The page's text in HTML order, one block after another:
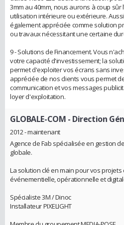
3mm au 40mm, nous aurons à coup
utilisation intérieure ou extérieure.
également appréciée comme solution
ou travaux nécessitant une certaine
9 - Solutions de Financement. Vous
votre capacité d'investissement; la
permet d'exploiter vos écrans sans
appréciée de nos clients vous permet
communication et vos messages
loyer d'exploitation.
GLOBALE-COM - Direction
2012 - maintenant
Agence de Fab spécialisée en gestion
globale.
La solution clé en main pour vos
événementielle, opérationnelle et
Spécialiste 3M / Dinoc
Installateur PIXELIGHT